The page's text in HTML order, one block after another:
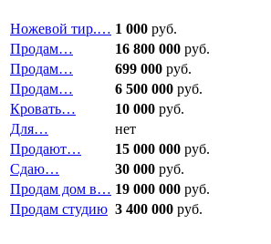
Ножевой тир.… 1 000 руб.
Продам…
16 800 000 руб.
Продам…
699 000 руб.
Продам…
6 500 000 руб.
Кровать…
10 000 руб.
Для…
нет
Продают…
15 000 000 руб.
Сдаю…
30 000 руб.
Продам дом в… 19 000 000 руб.
Продам студию 3 400 000 руб.